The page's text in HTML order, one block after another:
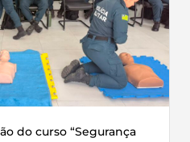
do curso “Segurança